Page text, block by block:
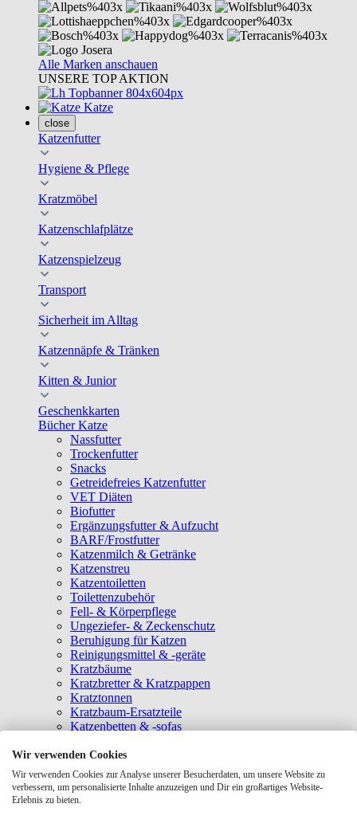
Alle Marken anschauen
UNSERE TOP AKTION
Katze
close
Katzenfutter
Hygiene & Pflege
Kratzmöbel
Katzenschlafplätze
Katzenspielzeug
Transport
Sicherheit im Alltag
Katzennäpfe & Tränken
Kitten & Junior
Geschenkkarten
Bücher Katze
Nassfutter
Trockenfutter
Snacks
Getreidefreies Katzenfutter
VET Diäten
Biofutter
Ergänzungsfutter & Aufzucht
BARF/Frostfutter
Katzenmilch & Getränke
Katzenstreu
Katzentoiletten
Toilettenzubehör
Fell- & Körperpflege
Ungeziefer- & Zeckenschutz
Beruhigung für Katzen
Reinigungsmittel & -geräte
Kratzbäume
Kratzbretter & Kratzpappen
Kratztonnen
Kratzbaum-Ersatzteile
Katzenbetten & -sofas
Katzenhäuser
Hängematten & Fensterliegeplätze
Katzendecken & -matten
Baldrian- & Catnipspielzeug
Wir verwenden Cookies
Wir verwenden Cookies zur Analyse unserer Besucherdaten, um unsere Website zu
verbessern, um personalisierte Inhalte anzuzeigen und Dir ein großartiges Website-
Erlebnis zu bieten.